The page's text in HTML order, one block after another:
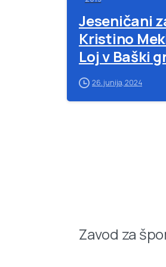
Jeseničani
Kristino
Loj v Baški
26. junija, 2024
Zavod za